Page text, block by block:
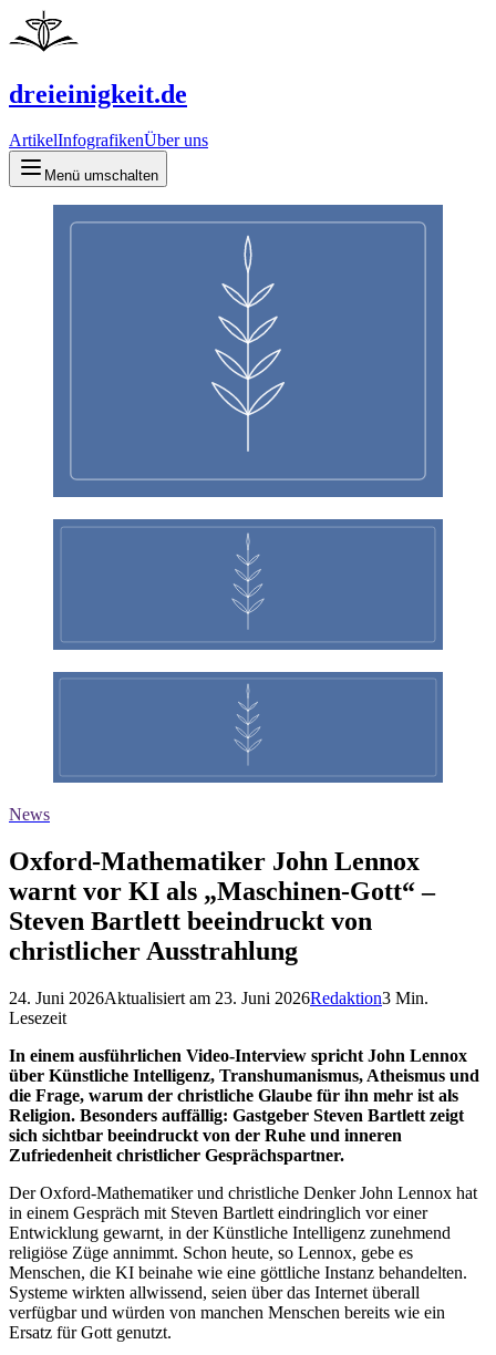
dreieinigkeit.de
ArtikelInfografikenÜber uns
Menü umschalten
News
Oxford-Mathematiker John Lennox
warnt vor KI als „Maschinen-Gott“ –
Steven Bartlett beeindruckt von
christlicher Ausstrahlung
24. Juni 2026Aktualisiert am 23. Juni 2026Redaktion3 Min.
Lesezeit
In einem ausführlichen Video-Interview spricht John Lennox
über Künstliche Intelligenz, Transhumanismus, Atheismus und
die Frage, warum der christliche Glaube für ihn mehr ist als
Religion. Besonders auffällig: Gastgeber Steven Bartlett zeigt
sich sichtbar beeindruckt von der Ruhe und inneren
Zufriedenheit christlicher Gesprächspartner.
Der Oxford-Mathematiker und christliche Denker John Lennox hat
in einem Gespräch mit Steven Bartlett eindringlich vor einer
Entwicklung gewarnt, in der Künstliche Intelligenz zunehmend
religiöse Züge annimmt. Schon heute, so Lennox, gebe es
Menschen, die KI beinahe wie eine göttliche Instanz behandelten.
Systeme wirkten allwissend, seien über das Internet überall
verfügbar und würden von manchen Menschen bereits wie ein
Ersatz für Gott genutzt.